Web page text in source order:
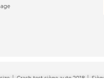
Crash test siège auto 2018